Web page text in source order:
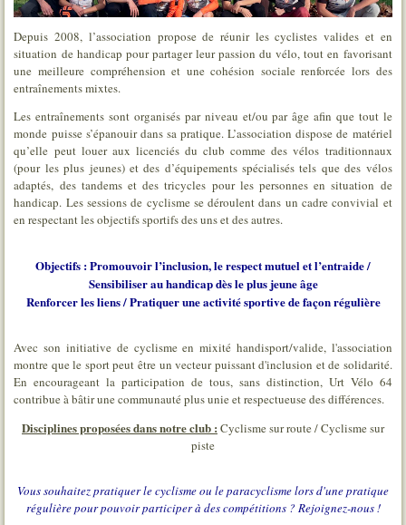
Depuis 2008, l’association propose de réunir les cyclistes valides et en
situation de handicap pour partager leur passion du vélo, tout en favorisant
une meilleure compréhension et une cohésion sociale renforcée lors des
entraînements mixtes.
Les entraînements sont organisés par niveau et/ou par âge afin que tout le
monde puisse s’épanouir dans sa pratique. L’association dispose de matériel
qu’elle peut louer aux licenciés du club comme des vélos traditionnaux
(pour les plus jeunes) et des d’équipements spécialisés tels que des vélos
adaptés, des tandems et des tricycles pour les personnes en situation de
handicap. Les sessions de cyclisme se déroulent dans un cadre convivial et
en respectant les objectifs sportifs des uns et des autres.
Objectifs : Promouvoir l’inclusion, le respect mutuel et l’entraide /
Sensibiliser au handicap dès le plus jeune âge
Renforcer les liens / Pratiquer une activité sportive de façon régulière
Avec son initiative de cyclisme en mixité handisport/valide, l'association
montre que le sport peut être un vecteur puissant d'inclusion et de solidarité.
En encourageant la participation de tous, sans distinction, Urt Vélo 64
contribue à bâtir une communauté plus unie et respectueuse des différences.
Disciplines proposées dans notre club : Cyclisme sur route / Cyclisme sur
piste
Vous souhaitez pratiquer le cyclisme ou le paracyclisme lors d'une pratique
régulière pour pouvoir participer à des compétitions ? Rejoignez-nous !